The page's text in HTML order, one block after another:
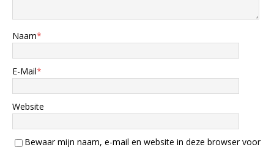
Naam*
E-Mail*
Website
Bewaar mijn naam, e-mail en website in deze browser voor